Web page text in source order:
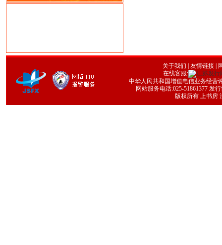
关于我们 友情链接 |
在线客服:
中华人民共和国增值电信业务经营
网站服务电话:025-51861377 发
版权所有 上书房